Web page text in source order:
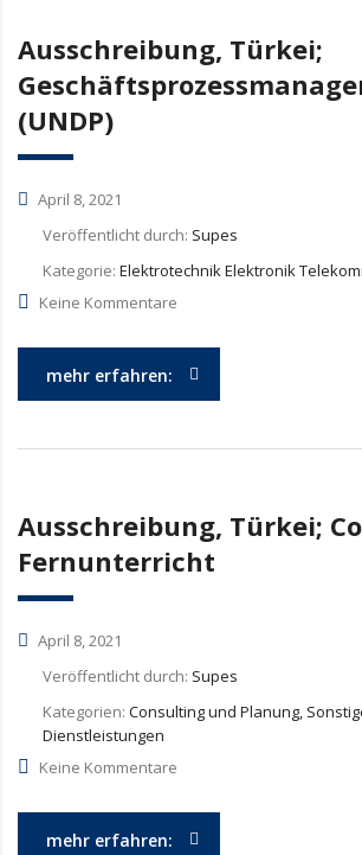
Ausschreibung, Türkei;
(UNDP)
April 8, 2021
Veröffentlicht durch: Supes
Kategorie: Elektrotechnik Elektronik
Keine Kommentare
mehr erfahren:
Ausschreibung, Türkei;
Fernunterricht
April 8, 2021
Veröffentlicht durch: Supes
Kategorien: Consulting und Planung,
Dienstleistungen
Keine Kommentare
mehr erfahren: